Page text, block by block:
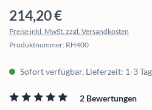
Regulärer Preis:
214,20 €
Preise inkl. MwSt. zzgl. Versandkosten
Produktnummer: RH400
Sofort verfügbar, Lieferzeit: 1-3
2 Bewertungen